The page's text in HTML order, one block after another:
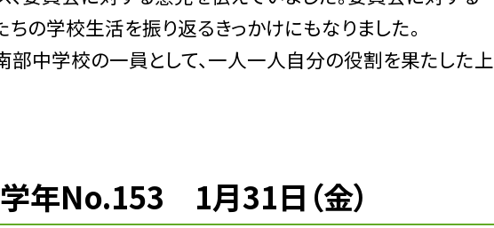
の学校生活を振り返るきっかけにもなりました。
部中学校の一員として、一人一人自分の役割を果たした上
年No.153 1月31日（金）